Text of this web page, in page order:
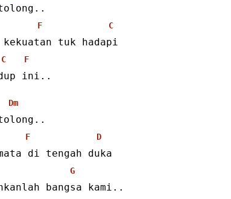
F C
tuk hadapi
C F
ini..
Dm
F D
di tengah duka
G
bangsa kami..